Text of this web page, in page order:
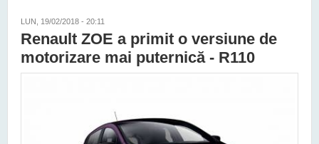
LUN, 19/02/2018 - 20:11
Renault ZOE a primit o versiune de
motorizare mai puternică - R110